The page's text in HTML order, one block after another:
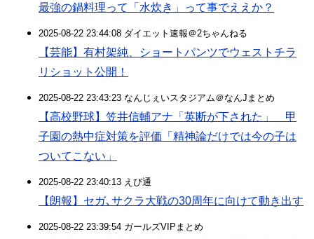
最強の鍋料理って「水炊き」って事でええか？
2025-08-22 23:44:08 ダイエット速報＠2ちゃんねる
【芸能】有村架純、ショートパンツでウェストチラ
リショット公開！
2025-08-22 23:43:23 なんじぇいスタジアム＠なんJまとめ
【高校野球】笠井信輔アナ「英断が下された」 甲
子園の熱中症対策を評価「精神論だけでは今の子は
ついてこない」
2025-08-22 23:40:13 えび通
【朗報】セガ､サクラ大戦の30周年に向けて動き出す
2025-08-22 23:39:54 ガールズVIPまとめ